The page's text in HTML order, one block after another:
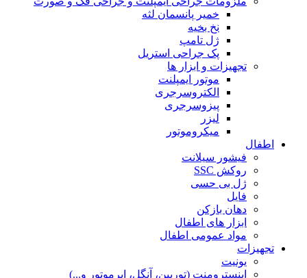
خمیر پانسمان لثه
نخ بخیه
ژل تامپ
پک جراحی استریل
تجهیزات و ابزار ها
موتور ایمپلنت
الکتروسرجری
پیزوسرجری
لیزر
میکروموتور
اطفال
فیشور سیلانت
روکش SSC
ژل بی حسی
فایل
دهان بازکن
ابزار های اطفال
مواد عمومی اطفال
تجهیزات
یونیت
اینسترومنت (توربین، آنگل، ایرموتور و...)